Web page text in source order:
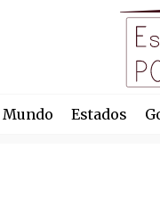
Mundo Estados